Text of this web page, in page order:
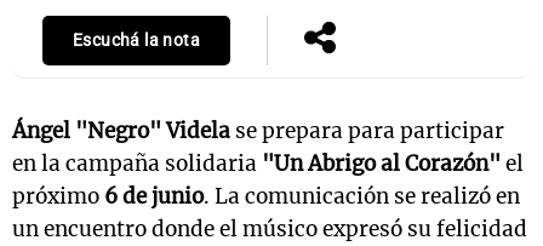
Escuchá la nota
Ángel "Negro" Videla se prepara para participar
en la campaña solidaria "Un Abrigo al Corazón" el
próximo 6 de junio. La comunicación se realizó en
un encuentro donde el músico expresó su felicidad